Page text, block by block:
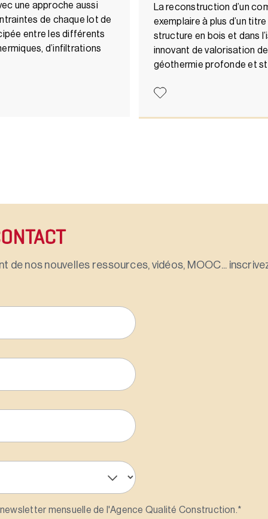
une approche aussi
de chaque lot de
entre les différents
d’infiltrations
La reconstruction d’un
exemplaire à plus d’un
structure en bois et dans
innovant de valorisation
géothermie profonde et
de nos nouvelles ressources, vidéos, MOOC...
mensuelle de l'Agence Qualité Construction.*